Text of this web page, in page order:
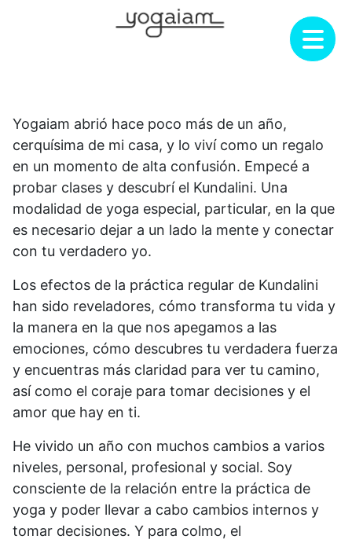
Yogaiam abrió hace poco más de un año,
cerquísima de mi casa, y lo viví como un regalo
en un momento de alta confusión. Empecé a
probar clases y descubrí el Kundalini. Una
modalidad de yoga especial, particular, en la que
es necesario dejar a un lado la mente y conectar
con tu verdadero yo.
Los efectos de la práctica regular de Kundalini
han sido reveladores, cómo transforma tu vida y
la manera en la que nos apegamos a las
emociones, cómo descubres tu verdadera fuerza
y encuentras más claridad para ver tu camino,
así como el coraje para tomar decisiones y el
amor que hay en ti.
He vivido un año con muchos cambios a varios
niveles, personal, profesional y social. Soy
consciente de la relación entre la práctica de
yoga y poder llevar a cabo cambios internos y
tomar decisiones. Y para colmo, el